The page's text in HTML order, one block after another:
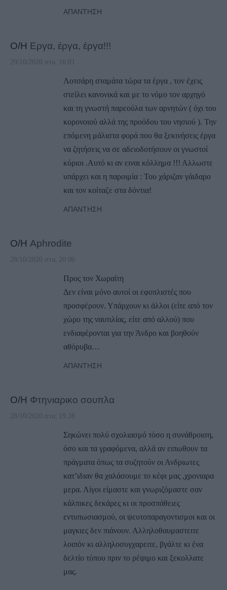
ΑΠΆΝΤΗΣΗ
Ο/Η Εργα, έργα, έργα!!!
29/10/2020 στις 16:01
Λοτσάρη σταμάτα τώρα τα έργα , τον έχεις
στείλει κανονικά και με το νόμο τον αρχηγό
και τη γνωστή παρεούλα των αρνητών ( όχι του
κορονοιού αλλά της προόδου του νησιού ). Την
επόμενη μάλιστα φορά που θα ξεκινήσεις έργα
να ζητήσεις να σε αδειοδοτήσουν οι γνωστοί
κύριοι .Αυτό κι αν ειναι κόλλημα !!! Αλλωστε
υπάρχει και η παροιμία : Του χάριζαν γάιδαρο
και τον κοίταζε στα δόντια!
ΑΠΆΝΤΗΣΗ
Ο/Η Aphrodite
28/10/2020 στις 20:00
Προς τον Χωραίτη
Δεν είναι μόνο αυτοί οι εφοπλιστές που
προσφέρουν. Υπάρχουν κι άλλοι (είτε από τον
χώρο της ναυτιλίας, είτε από αλλού) που
ενδιαφέρονται για την Άνδρο και βοηθούν
αθόρυβα…
ΑΠΆΝΤΗΣΗ
Ο/Η Φτηνιαρικο σουπλα
28/10/2020 στις 19:28
Σηκώνει πολύ σχολιασμό τόσο η συνάθροιση,
όσο και τα γραφόμενα, αλλά αν ειπωθουν τα
πράγματα όπως τα συζητούν οι Ανδριωτες
κατ’ιδιαν θα χαλάσουμε το κέφι μας ,χρονιαρα
μερα. Λίγοι είμαστε και γνωριζόμαστε σαν
κάλπικες δεκάρες κι οι προσπάθειες
εντυπωσιασμού, οι ψευτοπαραγοντισμοι και οι
μαγκιες δεν πιάνουν. Αλληλοθαυμαστειτε
λοιπόν κι αλληλοσυγχαρειτε, βγάλτε κι ένα
δελτίο τύπου πριν το ρέψιμο και ξεκολλατε
μας.